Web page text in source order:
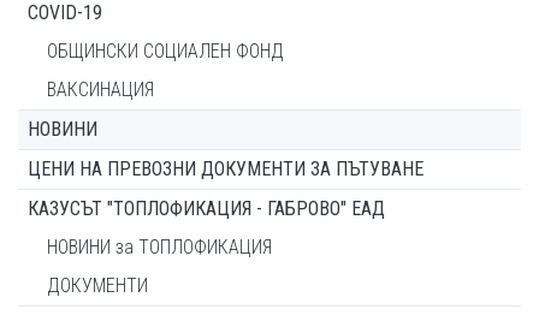
COVID-19
ОБЩИНСКИ СОЦИАЛЕН ФОНД
ВАКСИНАЦИЯ
НОВИНИ
ЦЕНИ НА ПРЕВОЗНИ ДОКУМЕНТИ ЗА ПЪТУВАНЕ
КАЗУСЪТ "ТОПЛОФИКАЦИЯ - ГАБРОВО" ЕАД
НОВИНИ за ТОПЛОФИКАЦИЯ
ДОКУМЕНТИ